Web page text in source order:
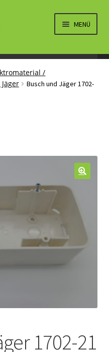
MENÜ
ÖFFNEN
ÖFFNEN
ÖFFNEN
/
Busch und Jäger 1702-
1702-21